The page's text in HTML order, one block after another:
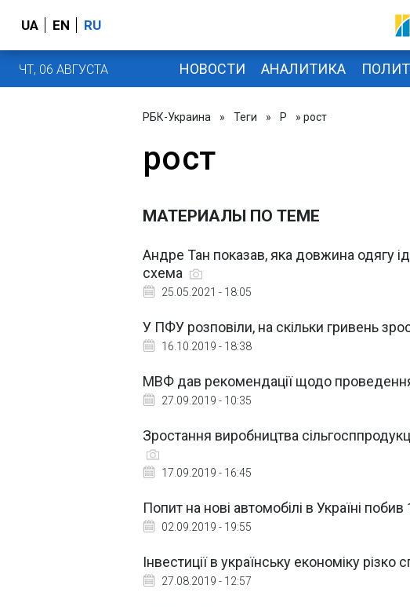
UA EN RU
ЧТ, 06 АВГУСТА НОВОСТИ АНАЛИТИКА
РБК-Украина » Теги » Р » рост
рост
МАТЕРИАЛЫ ПО ТЕМЕ
Андре Тан показав, яка довжина одягу
схема
25.05.2021 - 18:05
У ПФУ розповіли, на скільки гривень
16.10.2019 - 18:38
МВФ дав рекомендації щодо
27.09.2019 - 10:35
Зростання виробництва
17.09.2019 - 16:45
Попит на нові автомобілі в Україні
02.09.2019 - 19:55
Інвестиції в українську економіку різко
27.08.2019 - 12:57